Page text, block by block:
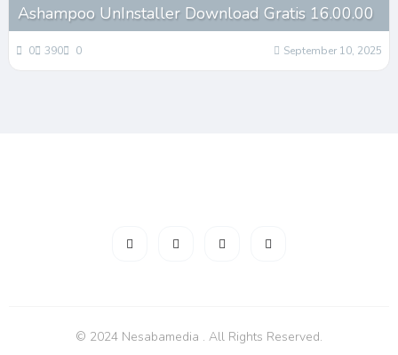
Ashampoo UnInstaller Download Gratis 16.00.00
0 390 0 September 10, 2025
© 2024 Nesabamedia . All Rights Reserved.